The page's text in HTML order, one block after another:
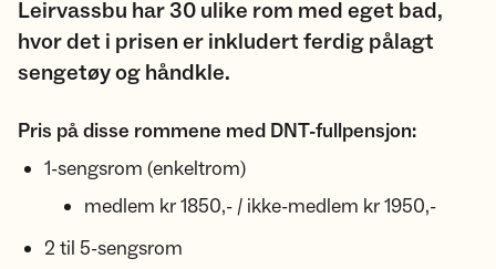
Leirvassbu har 30 ulike rom med eget bad,
hvor det i prisen er inkludert ferdig pålagt
sengetøy og håndkle.
Pris på disse rommene med DNT-fullpensjon:
1-sengsrom (enkeltrom)
medlem kr 1850,- / ikke-medlem kr 1950,-
2 til 5-sengsrom